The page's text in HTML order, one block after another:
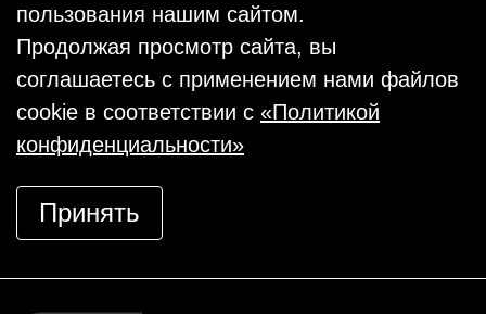
пользования нашим сайтом.
Продолжая просмотр сайта, вы
соглашаетесь с применением нами файлов
cookie в соответствии с «Политикой
конфиденциальности»
Принять